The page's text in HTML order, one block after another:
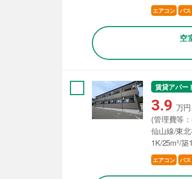
エアコン バ
空
賃貸アパー
3.9 万円
(管理費等
仙山線/東
1K/25m²/築
エアコン バ